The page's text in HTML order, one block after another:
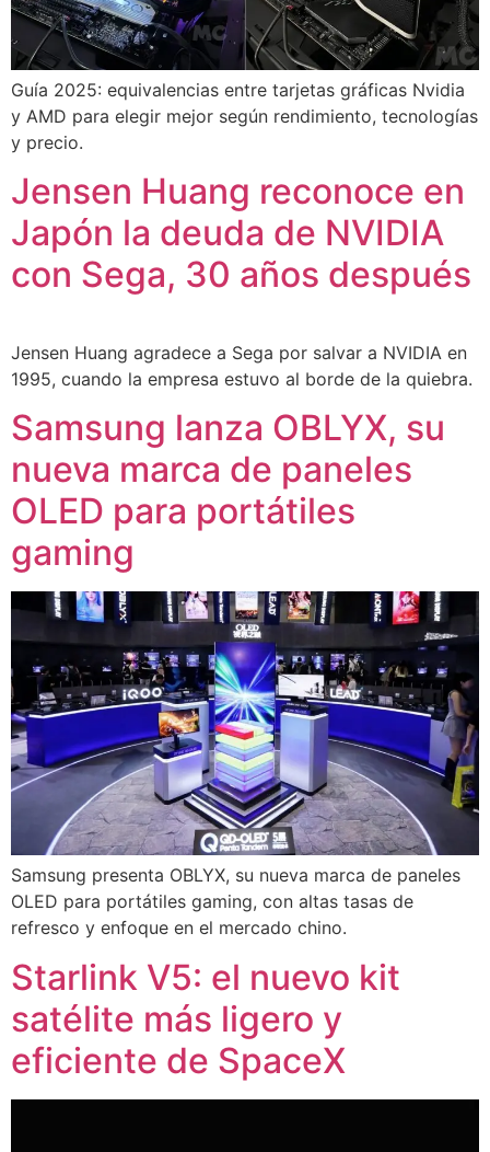
Guía 2025: equivalencias entre tarjetas gráficas Nvidia
y AMD para elegir mejor según rendimiento, tecnologías
y precio.
Jensen Huang reconoce en
Japón la deuda de NVIDIA
con Sega, 30 años después
Jensen Huang agradece a Sega por salvar a NVIDIA en
1995, cuando la empresa estuvo al borde de la quiebra.
Samsung lanza OBLYX, su
nueva marca de paneles
OLED para portátiles
gaming
Samsung presenta OBLYX, su nueva marca de paneles
OLED para portátiles gaming, con altas tasas de
refresco y enfoque en el mercado chino.
Starlink V5: el nuevo kit
satélite más ligero y
eficiente de SpaceX